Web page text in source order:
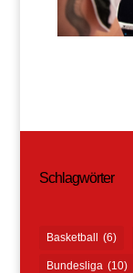
Schlagwörter
Basketball (6)
Bundesliga (10)